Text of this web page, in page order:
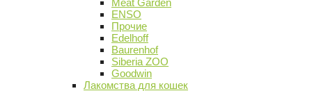
Meat Garden
ENSO
Прочие
Edelhoff
Baurenhof
Siberia ZOO
Goodwin
Лакомства для кошек